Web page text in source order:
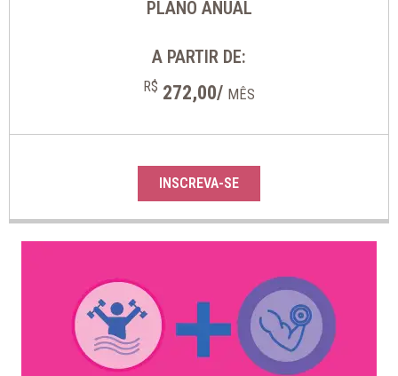
PLANO ANUAL
A PARTIR DE:
R$ 272,00/ MÊS
INSCREVA-SE